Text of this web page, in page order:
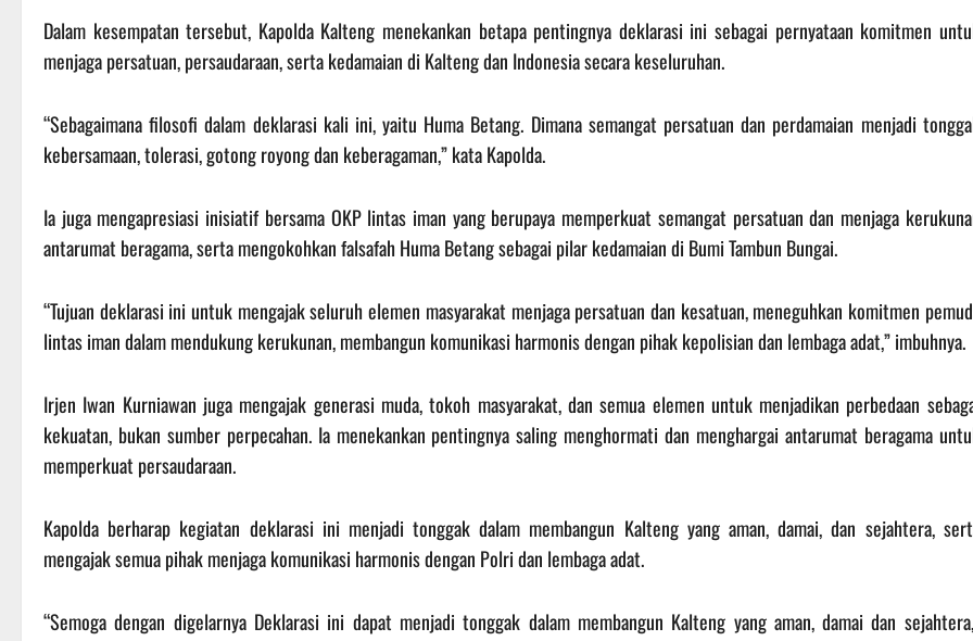
Dalam kesempatan tersebut, Kapolda Kalteng menekankan betapa pentingnya deklarasi ini sebagai pernyataan komitmen
menjaga persatuan, persaudaraan, serta kedamaian di Kalteng dan Indonesia secara keseluruhan.
“Sebagaimana filosofi dalam deklarasi kali ini, yaitu Huma Betang. Dimana semangat persatuan dan perdamaian menjadi
kebersamaan, tolerasi, gotong royong dan keberagaman,” kata Kapolda.
Ia juga mengapresiasi inisiatif bersama OKP lintas iman yang berupaya memperkuat semangat persatuan dan menjaga
antarumat beragama, serta mengokohkan falsafah Huma Betang sebagai pilar kedamaian di Bumi Tambun Bungai.
“Tujuan deklarasi ini untuk mengajak seluruh elemen masyarakat menjaga persatuan dan kesatuan, meneguhkan komitmen
lintas iman dalam mendukung kerukunan, membangun komunikasi harmonis dengan pihak kepolisian dan lembaga adat,” imbuhnya.
Irjen Iwan Kurniawan juga mengajak generasi muda, tokoh masyarakat, dan semua elemen untuk menjadikan perbedaan
kekuatan, bukan sumber perpecahan. Ia menekankan pentingnya saling menghormati dan menghargai antarumat beragama
memperkuat persaudaraan.
Kapolda berharap kegiatan deklarasi ini menjadi tonggak dalam membangun Kalteng yang aman, damai, dan sejahtera,
mengajak semua pihak menjaga komunikasi harmonis dengan Polri dan lembaga adat.
“Semoga dengan digelarnya Deklarasi ini dapat menjadi tonggak dalam membangun Kalteng yang aman, damai dan